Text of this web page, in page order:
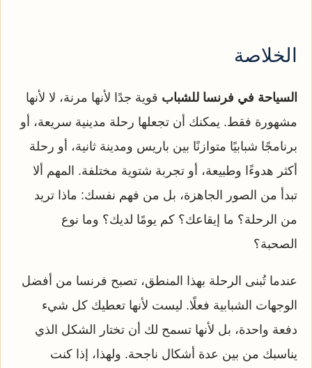
الخلاصة
السياحة في فرنسا للشباب قوية جدًا لأنها مرنة، لا لأنها
مشهورة فقط. يمكنك أن تجعلها رحلة مدينية سريعة، أو
برنامجًا شبابيًا متوازنًا بين باريس ومدينة ثانية، أو رحلة
أكثر هدوءًا وطبيعة، أو تجربة شتوية مختلفة. المهم ألا
تبدأ من الصور الجاهزة، بل من فهم نفسك: ماذا تريد
من الرحلة؟ ما إيقاعك؟ كم يومًا لديك؟ وما نوع
الصحبة؟
عندما تُبنى الرحلة بهذا المنطق، تصبح فرنسا من أفضل
الوجهات الشبابية فعلًا. ليست لأنها تعطيك كل شيء
دفعة واحدة، بل لأنها تسمح لك أن تختار الشكل الذي
يناسبك من بين عدة أشكال ناجحة. ولهذا، إذا كنت